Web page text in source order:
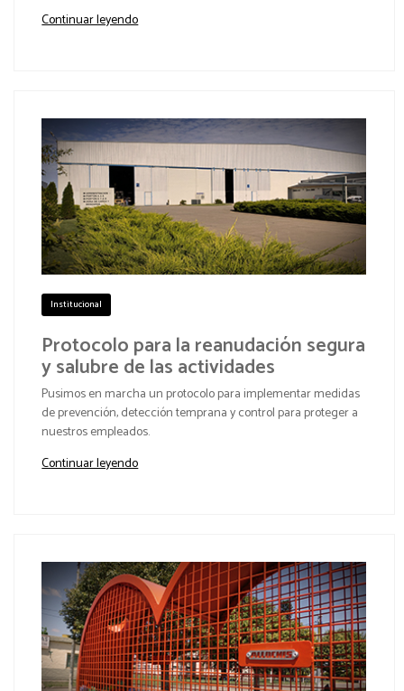
Continuar leyendo
Institucional
Protocolo para la reanudación segura
y salubre de las actividades
Pusimos en marcha un protocolo para implementar medidas
de prevención, detección temprana y control para proteger a
nuestros empleados.
Continuar leyendo